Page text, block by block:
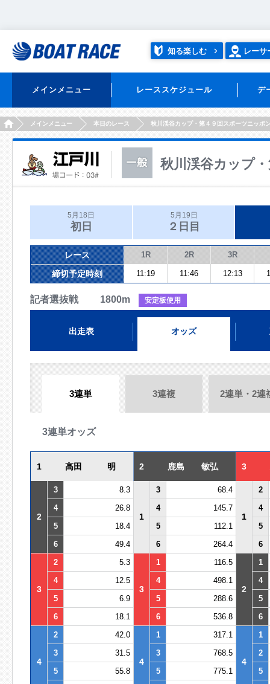
知る楽しむ レーサ
メインメニュー レーススケジュール デ
HOMEメインメニュー 本日のレース 秋川渓谷カップ・第４９回スポーツニッポ
秋川渓谷カップ
5月18日
初日
5月19日
２日目
レース 1R 2R 3R
締切予定時刻 11:19 11:46 12:13
記者選抜戦 1800m 安定板使用
出走表 オッズ
3連単 3連複 2連単・2連
3連単オッズ
1 高田 明 2 鹿島 敏弘 3
2
3 8.3
1
3 68.4
1
2
4
26.8 4 145.7
4
5
18.4 5 112.1
5
6
49.4 6 264.4 6
3
2 5.3
3
1 116.5
2
1
4
12.5 4 498.1
4
5
6.9 5 288.6
5
6
18.1 6 536.8 6
4
2 42.0
4
1 317.1
4
1
3
31.5 3 768.5
2
5
55.8 5 775.1
5